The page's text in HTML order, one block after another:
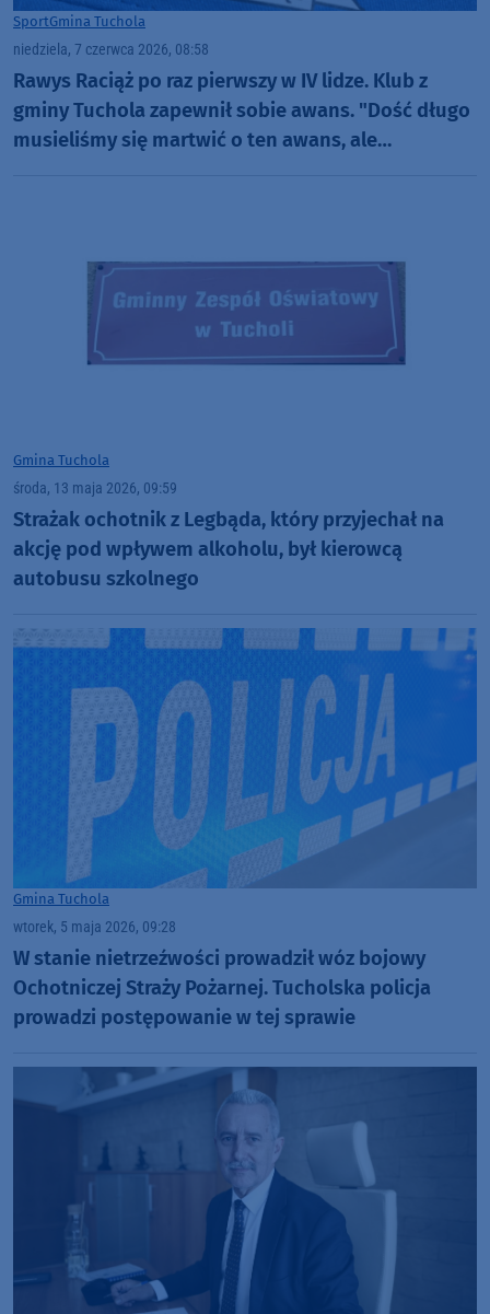
SportGmina Tuchola
niedziela, 7 czerwca 2026, 08:58
Rawys Raciąż po raz pierwszy w IV lidze. Klub z
gminy Tuchola zapewnił sobie awans. "Dość długo
musieliśmy się martwić o ten awans, ale
Gmina Tuchola
środa, 13 maja 2026, 09:59
Strażak ochotnik z Legbąda, który przyjechał na
akcję pod wpływem alkoholu, był kierowcą
autobusu szkolnego
Gmina Tuchola
wtorek, 5 maja 2026, 09:28
W stanie nietrzeźwości prowadził wóz bojowy
Ochotniczej Straży Pożarnej. Tucholska policja
prowadzi postępowanie w tej sprawie